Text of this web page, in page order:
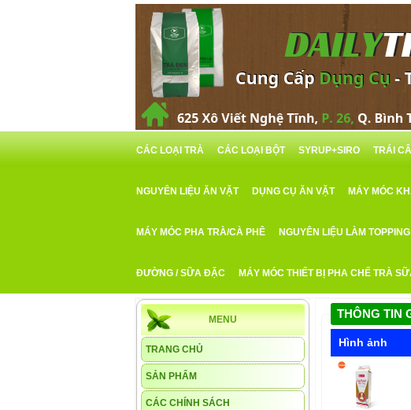
CÁC LOẠI TRÀ CÁC LOẠI BỘT SYRUP+SIRO TRÁI
NGUYÊN LIỆU ĂN VẶT DỤNG CỤ ĂN VẶT MÁY MÓC
MÁY MÓC PHA TRÀ/CÀ PHÊ NGUYÊN LIỆU LÀM TOPPING
ĐƯỜNG / SỮA ĐẶC MÁY MÓC THIẾT BỊ PHA CHẾ TRÀ
THÔNG TIN
Hình ảnh
MENU
TRANG CHỦ
SẢN PHẨM
CÁC CHÍNH SÁCH